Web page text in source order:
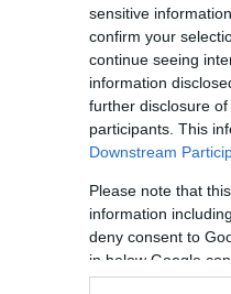
sensitive
confirm your
continue seeing
information
further disclosure
participants. This
Downstream
Please note that
information
deny consent to
in below Google